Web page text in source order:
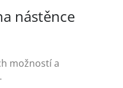
nástěnce
možností a